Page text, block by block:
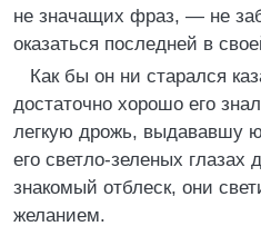
не значащих фраз, — не
оказаться последней в
Как бы он ни старался
достаточно хорошо его
легкую дрожь, выдававшу
его светло-зеленых глазах
знакомый отблеск, они
желанием.